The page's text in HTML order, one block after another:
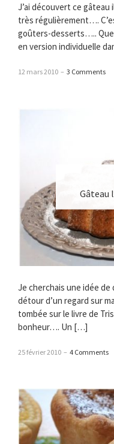
J’ai découvert ce gâteau
très régulièrement….
goûters-desserts….. Que
en version individuelle
12 mars 2010 – 3 Comments
Gâteau
Je cherchais une idée
détour d’un regard sur
tombée sur le livre de
bonheur…. Un […]
25 février 2010 – 4 Comments